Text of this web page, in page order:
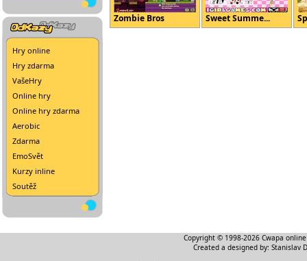
Hry online
Hry zdarma
VašeHry
Online hry
Online hry zdarma
Aerobic
Zdarma
EmoSvět
Kurzy inline
Soutěž
Zombie Bros Sweet Summe...
Copyright © 1998-2026 Cwapa
Created a designed by: Stanislav